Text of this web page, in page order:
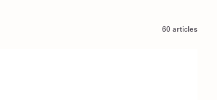
60 articles